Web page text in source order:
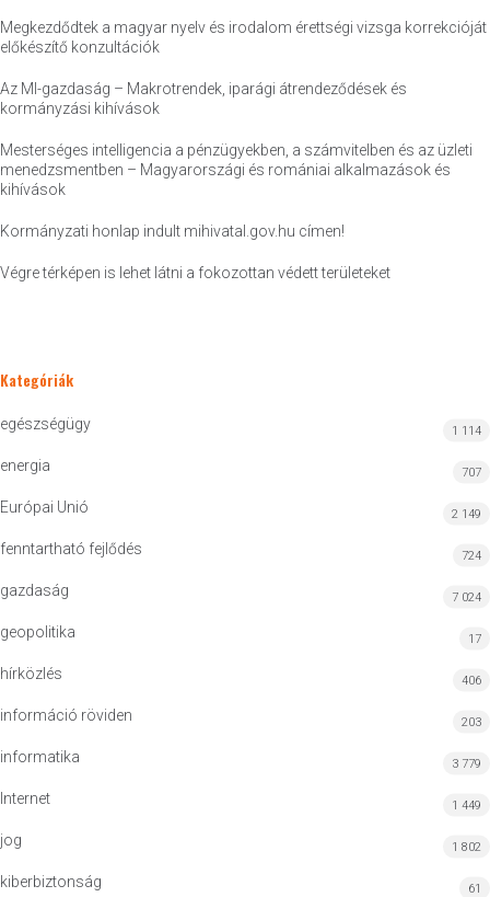
Megkezdődtek a magyar nyelv és irodalom érettségi vizsga korrekcióját
előkészítő konzultációk
Az MI-gazdaság – Makrotrendek, iparági átrendeződések és
kormányzási kihívások
Mesterséges intelligencia a pénzügyekben, a számvitelben és az üzleti
menedzsmentben – Magyarországi és romániai alkalmazások és
kihívások
Kormányzati honlap indult mihivatal.gov.hu címen!
Végre térképen is lehet látni a fokozottan védett területeket
Kategóriák
egészségügy 1 114
energia 707
Európai Unió 2 149
fenntartható fejlődés 724
gazdaság 7 024
geopolitika 17
hírközlés 406
információ röviden 203
informatika 3 779
Internet 1 449
jog 1 802
kiberbiztonság 61